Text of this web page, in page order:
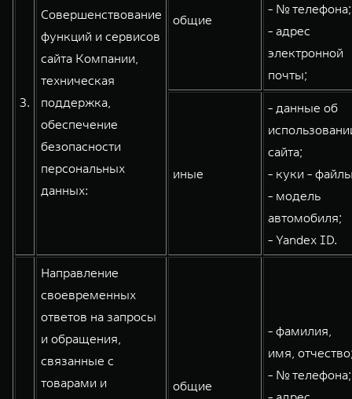
3.
Совершенствование
функций и сервисов
сайта Компании,
техническая
поддержка,
обеспечение
безопасности
персональных
данных:
общие
- № телефона;
- адрес
электронной
почты;
иные
- данные об
сайта;
- куки -
- модель
автомобиля;
- Yandex ID.
Направление
своевременных
ответов на запросы
и обращения,
связанные с
товарами и
общие
- фамилия,
имя,
- № телефона;